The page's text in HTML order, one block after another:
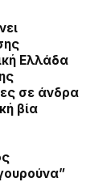
Ελλάδα
σε άνδρα
βία